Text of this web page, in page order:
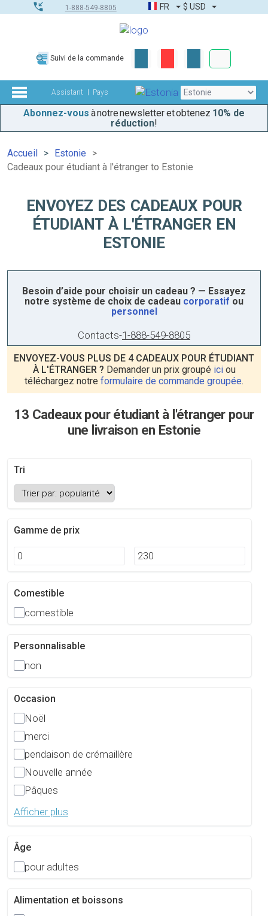
1-888-549-8805 FR $ USD
Suivi de la commande
Assistant Pays
Abonnez-vous à notre newsletter et obtenez 10% de
réduction!
Accueil
Estonie
Cadeaux pour étudiant à l'étranger to Estonie
ENVOYEZ DES CADEAUX POUR
ÉTUDIANT À L'ÉTRANGER EN
ESTONIE
Besoin d’aide pour choisir un cadeau ? — Essayez
notre système de choix de cadeau corporatif ou
personnel
Contacts-1-888-549-8805
ENVOYEZ-VOUS PLUS DE 4 CADEAUX POUR ÉTUDIANT
À L'ÉTRANGER ? Demander un prix groupé iciou
téléchargez notre formulaire de commande groupée.
13 Cadeaux pour étudiant à l'étranger pour
une livraison en Estonie
Tri
Gamme de prix
Comestible
comestible
Personnalisable
non
Occasion
Noël
merci
pendaison de crémaillère
Nouvelle année
Pâques
Afficher plus
Âge
pour adultes
Alimentation et boissons